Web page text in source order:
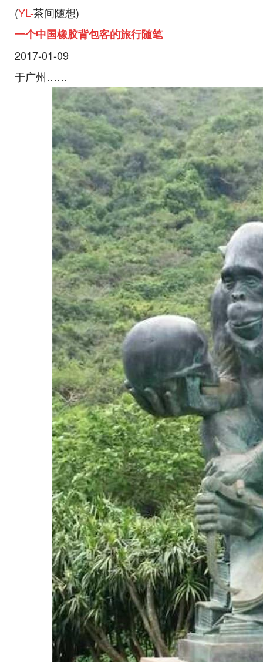
(YL-茶间随想)
一个中国橡胶背包客的旅行随笔
2017-01-09
于广州……